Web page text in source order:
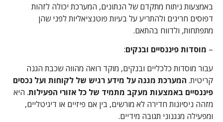
באמצעות ניתוח מתקדם של הנתונים, המערכת יכולה לזהות
דפוסים חריגים ולהתריע על בעיות פוטנציאליות לפני שהן
מתפתחות, ולדווח בהתאם.
– מוסדות פיננסיים ובנקים:
עבור מוסדות כלכליים ובנקים, מוקד רואה מהווה שכבת הגנה
קריטית. המערכת מגנה על מידע רגיש של לקוחות ועל נכסים
פיננסיים באמצעות מעקב מתמיד של כל אזורי הפעילות. היא
מזהה ניסיונות חדירה לא מורשים, בין אם פיזיים או דיגיטליים,
ומפעילה מנגנוני תגובה מידיים.